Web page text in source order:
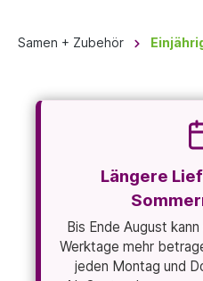
Samen + Zubehör
Längere
Bis Ende August
Werktage mehr
jeden Montag und